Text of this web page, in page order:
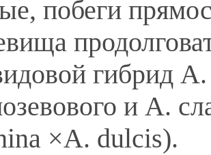
побеги
гибрид А.
и А.
×A. dulcis).